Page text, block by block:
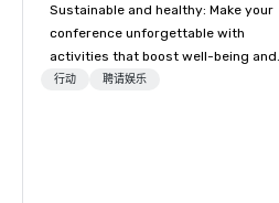
Sustainable and healthy: Make your
conference unforgettable with
activities that boost well-being and
lower carbon footprints. Explore the
行动 聘请娱乐